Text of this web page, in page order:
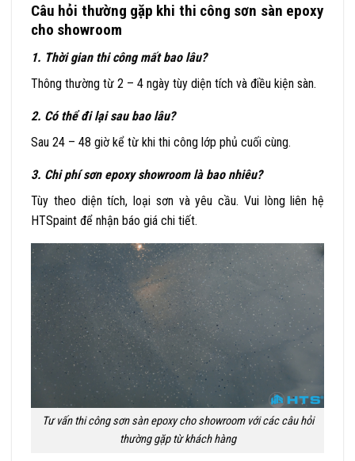
Câu hỏi thường gặp khi thi công sơn sàn epoxy
cho showroom
1. Thời gian thi công mất bao lâu?
Thông thường từ 2 – 4 ngày tùy diện tích và điều kiện sàn.
2. Có thể đi lại sau bao lâu?
Sau 24 – 48 giờ kể từ khi thi công lớp phủ cuối cùng.
3. Chi phí sơn epoxy showroom là bao nhiêu?
Tùy theo diện tích, loại sơn và yêu cầu. Vui lòng liên hệ
HTSpaint để nhận báo giá chi tiết.
Tư vấn thi công sơn sàn epoxy cho showroom với các câu hỏi
thường gặp từ khách hàng